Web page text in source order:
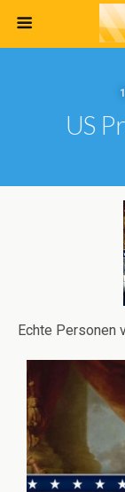
US
Echte Personen